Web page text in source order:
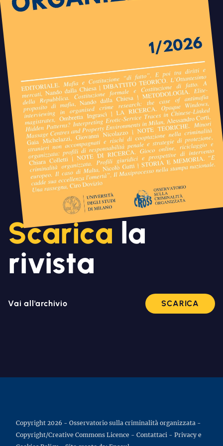
Scarica la
rivista
Vai all'archivio SCARICA
Copyright 2026 - Osservatorio sulla criminalità organizzata -
Copyright/Creative Commons Licence - Contattaci - Privacy e